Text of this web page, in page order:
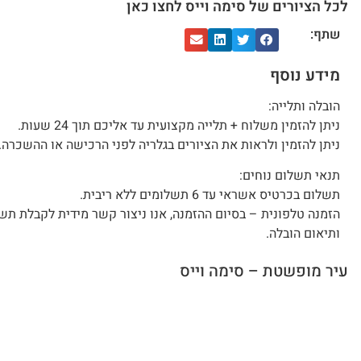
לכל הציורים של סימה וייס לחצו כאן
שתף:
מידע נוסף
הובלה ותלייה:
ניתן להזמין משלוח + תלייה מקצועית עד אליכם תוך 24 שעות.
ניתן להזמין ולראות את הציורים בגלריה לפני הרכישה או
תנאי תשלום נוחים:
תשלום בכרטיס אשראי עד 6 תשלומים ללא ריבית.
הזמנה טלפונית – בסיום ההזמנה, אנו ניצור קשר מידית לקבלת
ותיאום הובלה.
עיר מופשטת – סימה וייס